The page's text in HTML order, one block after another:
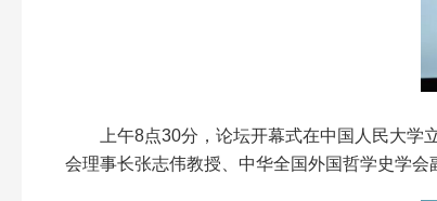
上午8点30分，论坛开幕式在中国人民大
会理事长张志伟教授、中华全国外国哲学史学会